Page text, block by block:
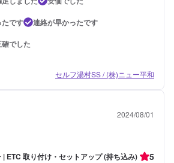
です
連絡が早かったです
でした
セルフ湯村SS / (株)ニュー平和
2024/08/01
| ETC 取り付け・セットアップ (持ち込み) 5